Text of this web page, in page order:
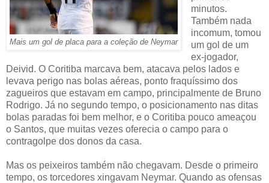
Mais um gol de placa para a coleção de Neymar
minutos.
Também nada
incomum, tomou
um gol de um
ex-jogador,
Deivid. O Coritiba marcava bem, atacava pelos lados e
levava perigo nas bolas aéreas, ponto fraquíssimo dos
zagueiros que estavam em campo, principalmente de Bruno
Rodrigo. Já no segundo tempo, o posicionamento nas ditas
bolas paradas foi bem melhor, e o Coritiba pouco ameaçou
o Santos, que muitas vezes oferecia o campo para o
contragolpe dos donos da casa.
Mas os peixeiros também não chegavam. Desde o primeiro
tempo, os torcedores xingavam Neymar. Quando as ofensas